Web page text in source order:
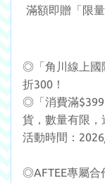
滿額即贈「限
◎「角川線上國
折300！
◎「消費滿$399
貨，數量有限，
活動時間：
◎AFTEE專屬合